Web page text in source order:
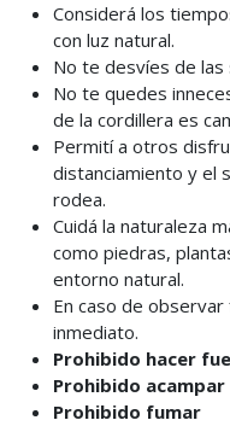
Considerá los
con luz natural.
No te desvíes de las
No te quedes
de la cordillera es
Permití a otros
distanciamiento y el
rodea.
Cuidá la naturaleza
como piedras,
entorno natural.
En caso de
inmediato.
Prohibido hacer
Prohibido acampar
Prohibido fumar